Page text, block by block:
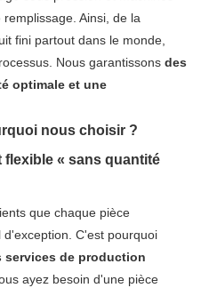
Ainsi, de la
fini partout dans le monde,
Nous garantissons des
optimale et une
nous choisir ?
« sans quantité
que chaque pièce
C'est pourquoi
services de production
ayez besoin d'une pièce